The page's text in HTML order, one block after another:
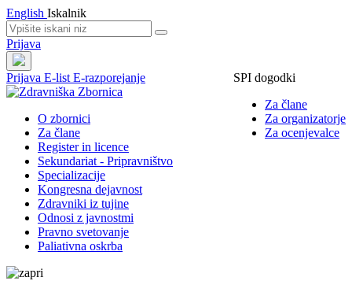
English Iskalnik
Prijava
Prijava
SPI dogodki
Za člane
Za organizatorje
Za ocenjevalce
E-list E-razporejanje
O zbornici
Za člane
Register in licence
Sekundariat - Pripravništvo
Specializacije
Kongresna dejavnost
Zdravniki iz tujine
Odnosi z javnostmi
Pravno svetovanje
Paliativna oskrba